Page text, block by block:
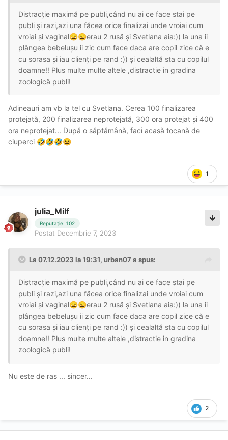
Distracție maximă pe publi,când nu ai ce face stai pe
publi și razi,azi una făcea orice finalizai unde vroiai cum
vroiai și vaginal😄😄erau 2 rusă și Svetlana aia:)) la una ii
plângea bebelușu ii zic cum face daca are copil zice că e
cu sorasa și iau clienți pe rand :)) și cealaltă sta cu copilul
doamne!! Plus multe multe altele ,distractie in gradina
zoologică publi!
Adineauri am vb la tel cu Svetlana. Cerea 100 finalizarea
protejată, 200 finalizarea neprotejată, 300 ora protejat și 400
ora neprotejat... După o săptămână, faci acasă tocană de
ciuperci 🤣🤣🤣😆
1
julia_Milf
Reputație: 102
Postat Decembrie 7, 2023
La 07.12.2023 la 19:31, urban07 a spus:
Distracție maximă pe publi,când nu ai ce face stai pe
publi și razi,azi una făcea orice finalizai unde vroiai cum
vroiai și vaginal😄😄erau 2 rusă și Svetlana aia:)) la una ii
plângea bebelușu ii zic cum face daca are copil zice că e
cu sorasa și iau clienți pe rand :)) și cealaltă sta cu copilul
doamne!! Plus multe multe altele ,distractie in gradina
zoologică publi!
Nu este de ras ... sincer...
2